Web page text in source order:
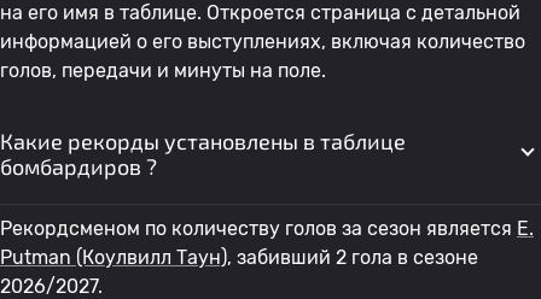
на его имя в таблице. Откроется страница с детальной
информацией о его выступлениях, включая количество
голов, передачи и минуты на поле.
Какие рекорды установлены в таблице
бомбардиров ?
Рекордсменом по количеству голов за сезон является E.
Putman (Коулвилл Таун), забивший 2 гола в сезоне
2026/2027.